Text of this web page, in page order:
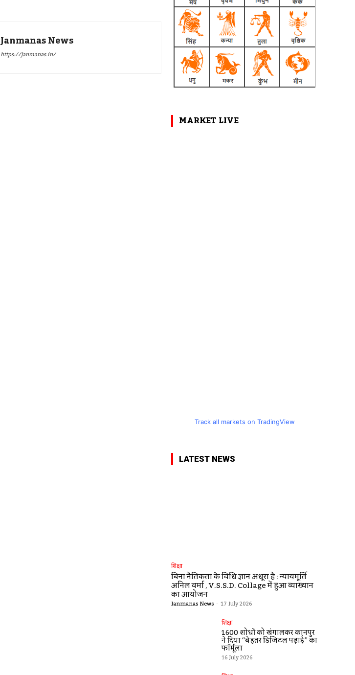
Janmanas News
https://janmanas.in/
MARKET LIVE
Track all markets on TradingView
LATEST NEWS
शिक्षा
बिना नैतिकता के विधि ज्ञान अधूरा है : न्यायमूर्ति
अनिल वर्मा , V.S.S.D. Collage में हुआ व्याख्यान
का आयोजन
Janmanas News - 17 July 2026
शिक्षा
1600 शोधों को खंगालकर कानपुर
ने दिया “बेहतर डिजिटल पढ़ाई” का
फॉर्मूला
16 July 2026